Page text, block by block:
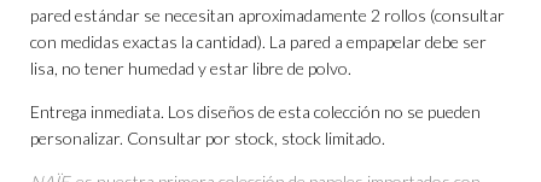
pared estándar se necesitan aproximadamente 2 rollos (consultar
con medidas exactas la cantidad). La pared a empapelar debe ser
lisa, no tener humedad y estar libre de polvo.
Entrega inmediata. Los diseños de esta colección no se pueden
personalizar. Consultar por stock, stock limitado.